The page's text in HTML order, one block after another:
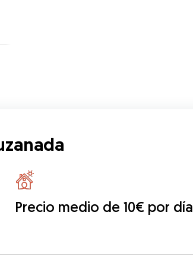
Precio medio de 10€ por día